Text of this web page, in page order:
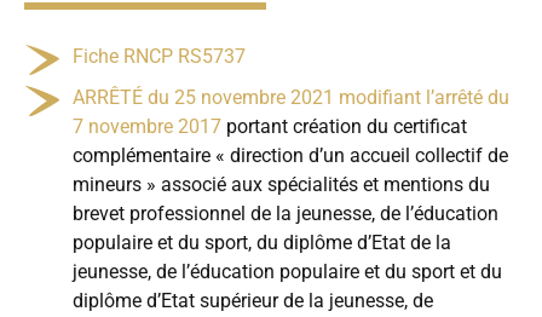
Fiche RNCP RS5737
ARRÊTÉ du 25 novembre 2021 modifiant l’arrêté du
7 novembre 2017 portant création du certificat
complémentaire « direction d’un accueil collectif de
mineurs » associé aux spécialités et mentions du
brevet professionnel de la jeunesse, de l’éducation
populaire et du sport, du diplôme d’Etat de la
jeunesse, de l’éducation populaire et du sport et du
diplôme d’Etat supérieur de la jeunesse, de